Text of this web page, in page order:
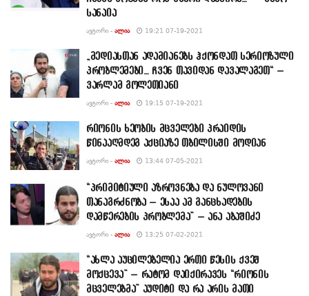
სანაია
ᲐᲕᲢᲝᲠᲘ - ᲐᲚᲘᲐ 19:21 07-19-2021
„მედიასთან ადამიანებს ჰქონდათ სერიოზული
პრობლემები… ჩვენ თავიდან დავალაგეთ“ –
ვარლამ გოლეთიანი
ᲐᲕᲢᲝᲠᲘ - ᲐᲚᲘᲐ 19:15 07-19-2021
რიონის ხეობის მცველები პრაიდის
წინააღმდეგ აქციაზე თბილისში მოდიან
ᲐᲕᲢᲝᲠᲘ - ᲐᲚᲘᲐ 13:44 07-05-2021
“პრიმიტიული აზროვნება და ნულოვანი
თანაგრძნობა – ესაა ამ განცხადების
დამწერების პრობლემა” – ანა აბაშიძე
ᲐᲕᲢᲝᲠᲘ - ᲐᲚᲘᲐ 13:25 07-02-2021
“ახლა აუცილებელია ერთი წესის ქვეშ
მოქცევა” – რატომ დაიქირავეს “რიონის
მცველებმა” აუდიტი და რა არის მათი